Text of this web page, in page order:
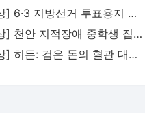
[이달의 기자상] 6·3 지방선거 투표용지 부족 사태
[이달의 기자상] 천안 지적장애 중학생 집단폭행 사건
[이달의 기자상] 히든: 검은 돈의 혈관 대포통장